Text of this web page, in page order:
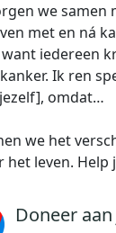
we samen
met en ná
iedereen
Ik ren
omdat…
we het
het leven. Help
Doneer aan